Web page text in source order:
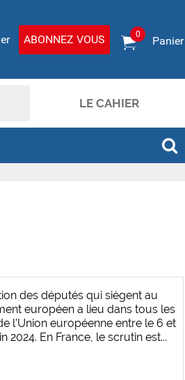
ABONNEZ VOUS Panier
0
LE CAHIER
des députés qui siègent au
européen a lieu dans tous les
l'Union européenne entre le 6 et
2024. En France, le scrutin est...